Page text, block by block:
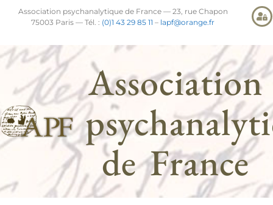
Association psychanalytique de France — 23, rue Chapon
75003 Paris — Tél. : (0)1 43 29 85 11 – lapf@orange.fr
Association
de France